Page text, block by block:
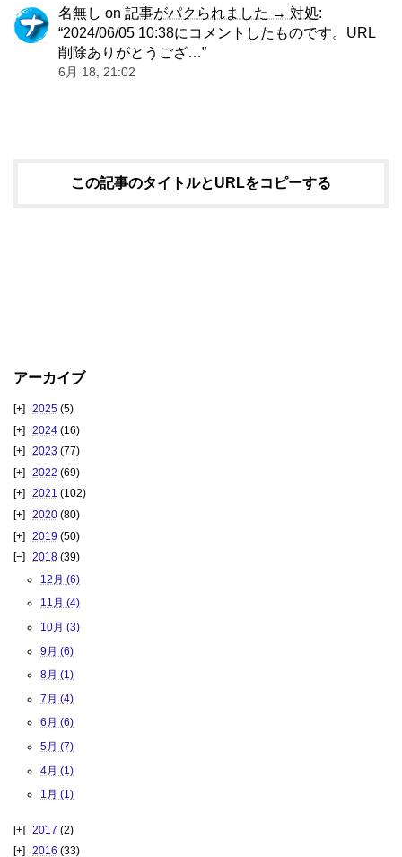
名無し on 記事がパクられました → 対処:
“2024/06/05 10:38にコメントしたものです。URL
削除ありがとうござ…”
6月 18, 21:02
この記事のタイトルとURLをコピーする
アーカイブ
2025 (5)
2024 (16)
2023 (77)
2022 (69)
2021 (102)
2020 (80)
2019 (50)
2018 (39)
12月 (6)
11月 (4)
10月 (3)
9月 (6)
8月 (1)
7月 (4)
6月 (6)
5月 (7)
4月 (1)
1月 (1)
2017 (2)
2016 (33)